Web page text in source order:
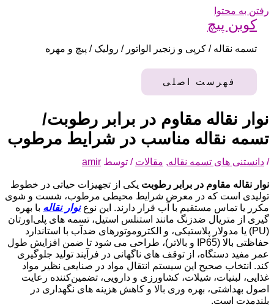
رفتن به محتوا
کوبن پیچ
تسمه نقاله / کرپی و زنجیر الواتور / رولیک / پیچ و مهره
فهرست اصلی
نوار نقاله مقاوم در برابر رطوبت/
تسمه نقاله مناسب در شرایط مرطوب
/ دانستنی های تسمه نقاله, مقالات / توسط amir
نوار نقاله مقاوم در برابر رطوبت یکی از تجهیزات حیاتی در خطوط
تولیدی است که در معرض شرایط محیطی مرطوب، شست‌ و شوی
مکرر یا تماس مستقیم با آب قرار دارند. این نوعنوار نقاله با بهره‌
گیری از متریال ضدزنگ مانند استنلس استیل، تسمه‌ های پلی‌اورتان
(PU) یا مدولار پلاستیکی، و الکتروموتورهای ضدآب با استاندارد
حفاظتی بالا (IP65 و بالاتر)، طراحی می‌ شود تا ضمن افزایش طول
عمر مفید دستگاه، از توقف‌ های ناگهانی در فرآیند تولید جلوگیری
کند. انتخاب صحیح این سیستم انتقال مواد در صنایعی نظیر مواد
غذایی، لبنیات، شیلات، کشاورزی و دارویی، تضمین‌کننده رعایت
اصول بهداشتی، بهره‌ وری بالا و کاهش هزینه‌ های نگهداری در
بلندمدت است.